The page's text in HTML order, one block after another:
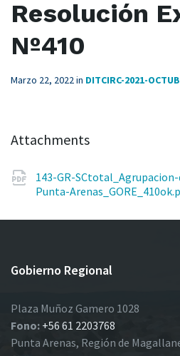
Resolución
Nº410
Marzo 22, 2022in DITCIRC-2021-
Attachments
143-GR-
Punta-
Gobierno Regional
Plaza Muñoz Gamero 1028
Fono: +56 61 2203768
Punta Arenas, Región de